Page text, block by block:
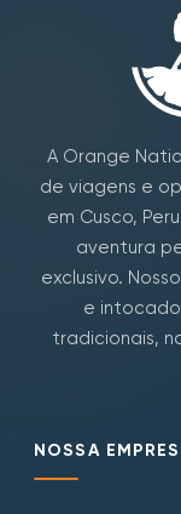
A Orange
de viagens e
em Cusco,
aventura
exclusivo.
e
tradicionais,
NOSSA